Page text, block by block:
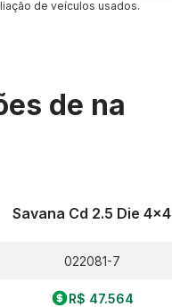
de veículos usados.
de na
Savana Cd 2.5 Die 4x4
022081-7
R$ 47.564